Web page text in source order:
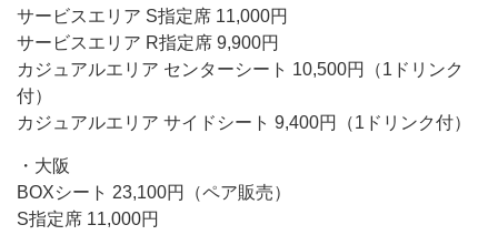
サービスエリア S指定席 11,000円
サービスエリア R指定席 9,900円
カジュアルエリア センターシート 10,500円（1ドリンク
付）
カジュアルエリア サイドシート 9,400円（1ドリンク付）
・大阪
BOXシート 23,100円（ペア販売）
S指定席 11,000円